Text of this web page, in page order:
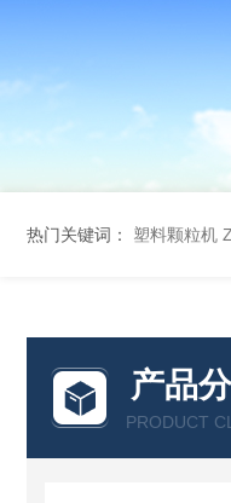
热门关键词： 塑料颗粒机
产品
PRODUCT